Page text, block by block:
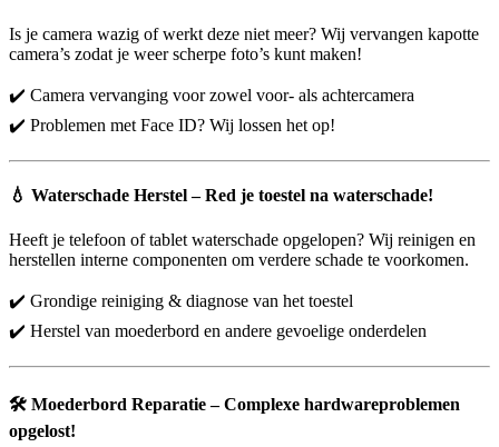
Is je camera wazig of werkt deze niet meer? Wij vervangen kapotte
camera’s zodat je weer scherpe foto’s kunt maken!
✔️ Camera vervanging voor zowel voor- als achtercamera
✔️ Problemen met Face ID? Wij lossen het op!
💧 Waterschade Herstel – Red je toestel na waterschade!
Heeft je telefoon of tablet waterschade opgelopen? Wij reinigen en
herstellen interne componenten om verdere schade te voorkomen.
✔️ Grondige reiniging & diagnose van het toestel
✔️ Herstel van moederbord en andere gevoelige onderdelen
🛠️ Moederbord Reparatie – Complexe hardwareproblemen
opgelost!